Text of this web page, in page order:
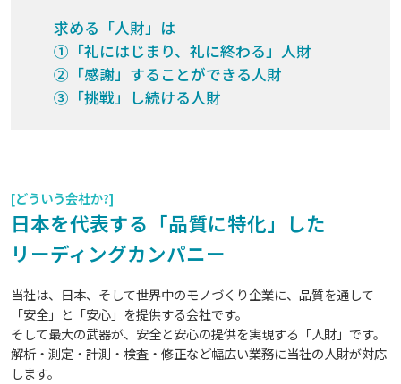
求める「人財」は
①「礼にはじまり、礼に終わる」人財
②「感謝」することができる人財
③「挑戦」し続ける人財
[どういう会社か?]
日本を代表する「品質に特化」した
リーディングカンパニー
当社は、日本、そして世界中のモノづくり企業に、品質を通して
「安全」と「安心」を提供する会社です。
そして最大の武器が、安全と安心の提供を実現する「人財」です。
解析・測定・計測・検査・修正など幅広い業務に当社の人財が対応
します。